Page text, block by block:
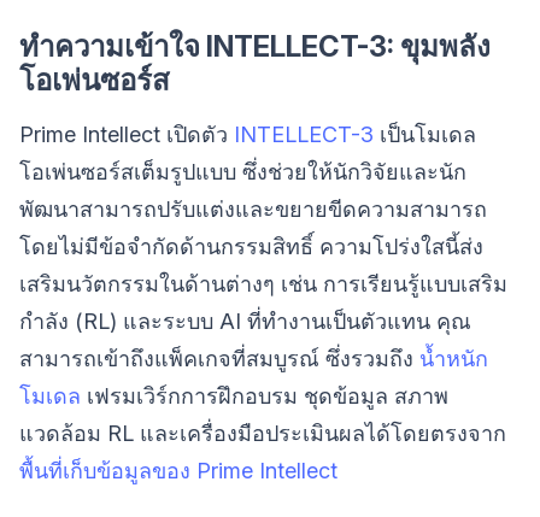
ทำความเข้าใจ INTELLECT-3: ขุมพลัง
โอเพ่นซอร์ส
Prime Intellect เปิดตัว INTELLECT-3 เป็นโมเดล
โอเพ่นซอร์สเต็มรูปแบบ ซึ่งช่วยให้นักวิจัยและนัก
พัฒนาสามารถปรับแต่งและขยายขีดความสามารถ
โดยไม่มีข้อจำกัดด้านกรรมสิทธิ์ ความโปร่งใสนี้ส่ง
เสริมนวัตกรรมในด้านต่างๆ เช่น การเรียนรู้แบบเสริม
กำลัง (RL) และระบบ AI ที่ทำงานเป็นตัวแทน คุณ
สามารถเข้าถึงแพ็คเกจที่สมบูรณ์ ซึ่งรวมถึง น้ำหนัก
โมเดล เฟรมเวิร์กการฝึกอบรม ชุดข้อมูล สภาพ
แวดล้อม RL และเครื่องมือประเมินผลได้โดยตรงจาก
พื้นที่เก็บข้อมูลของ Prime Intellect